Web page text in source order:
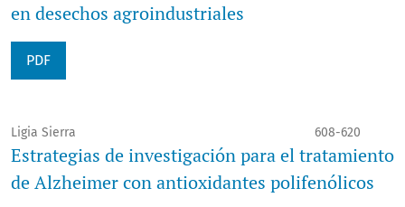
en desechos agroindustriales
PDF
Ligia Sierra 608-620
Estrategias de investigación para el tratamiento
de Alzheimer con antioxidantes polifenólicos